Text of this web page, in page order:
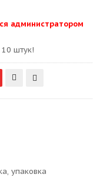
администратором
штук!
, упаковка